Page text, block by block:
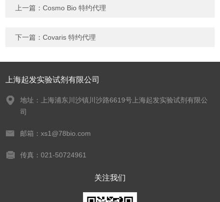
上一篇：Cosmo Bio 特约代理
下一篇：Covaris 特约代理
上海起发实验试剂有限公司
地址：上海浦东川沙镇川沙路6619号上海起发实验试剂有限公
司
邮箱：xs1@78bio.com
传真：021-50724961
关注我们